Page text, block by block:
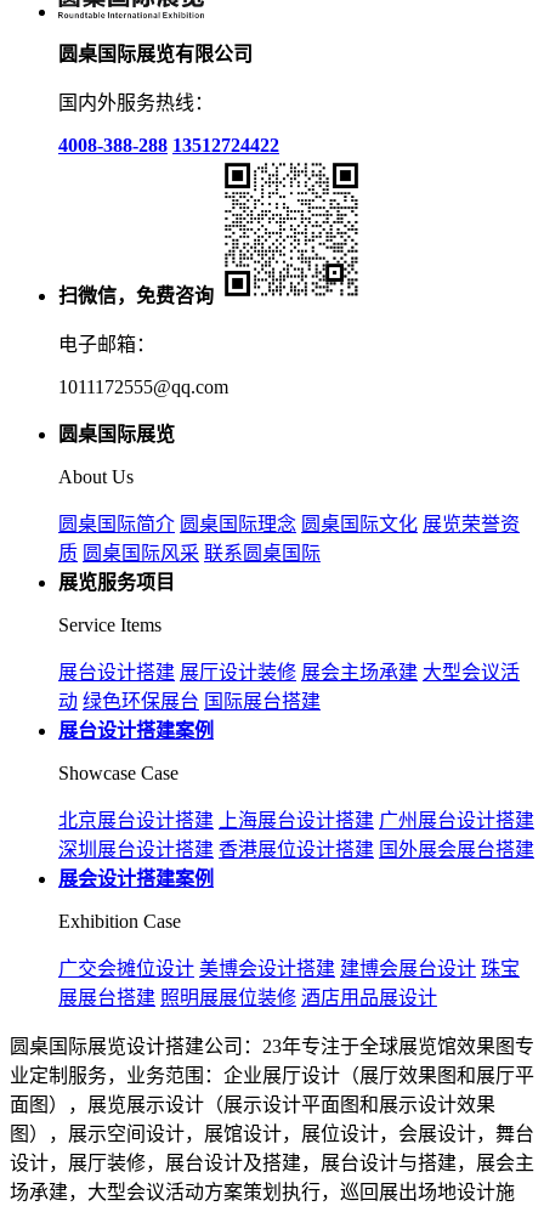
圆桌国际展览有限公司
国内外服务热线：
4008-388-288 13512724422
扫微信，免费咨询
电子邮箱：
1011172555@qq.com
圆桌国际展览
About Us
圆桌国际简介 圆桌国际理念 圆桌国际文化 展览荣誉资
质 圆桌国际风采 联系圆桌国际
展览服务项目
Service Items
展台设计搭建 展厅设计装修 展会主场承建 大型会议活
动 绿色环保展台 国际展台搭建
展台设计搭建案例
Showcase Case
北京展台设计搭建 上海展台设计搭建 广州展台设计搭建
深圳展台设计搭建 香港展位设计搭建 国外展会展台搭建
展会设计搭建案例
Exhibition Case
广交会摊位设计 美博会设计搭建 建博会展台设计 珠宝
展展台搭建 照明展展位装修 酒店用品展设计
圆桌国际展览设计搭建公司：23年专注于全球展览馆效果图专
业定制服务，业务范围：企业展厅设计（展厅效果图和展厅平
面图），展览展示设计（展示设计平面图和展示设计效果
图），展示空间设计，展馆设计，展位设计，会展设计，舞台
设计，展厅装修，展台设计及搭建，展台设计与搭建，展会主
场承建，大型会议活动方案策划执行，巡回展出场地设计施